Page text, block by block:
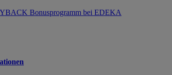
Bonusprogramm bei EDEKA